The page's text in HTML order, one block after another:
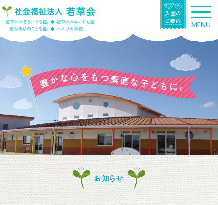
T
o
g
n
g
a
t
n
MENU
お知らせ